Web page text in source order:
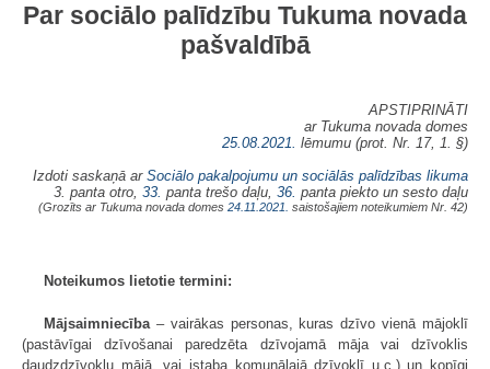
Par sociālo palīdzību Tukuma novada
pašvaldībā
APSTIPRINĀTI
ar Tukuma novada domes
25.08.2021. lēmumu (prot. Nr. 17, 1. §)
Izdoti saskaņā ar Sociālo pakalpojumu un sociālās palīdzības likuma
3. panta otro, 33. panta trešo daļu, 36. panta piekto un sesto daļu
(Grozīts ar Tukuma novada domes 24.11.2021. saistošajiem noteikumiem Nr. 42)
Noteikumos lietotie termini:
Mājsaimniecība – vairākas personas, kuras dzīvo vienā mājoklī
(pastāvīgai dzīvošanai paredzēta dzīvojamā māja vai dzīvoklis
daudzdzīvokļu mājā, vai istaba komunālajā dzīvoklī u.c.) un kopīgi